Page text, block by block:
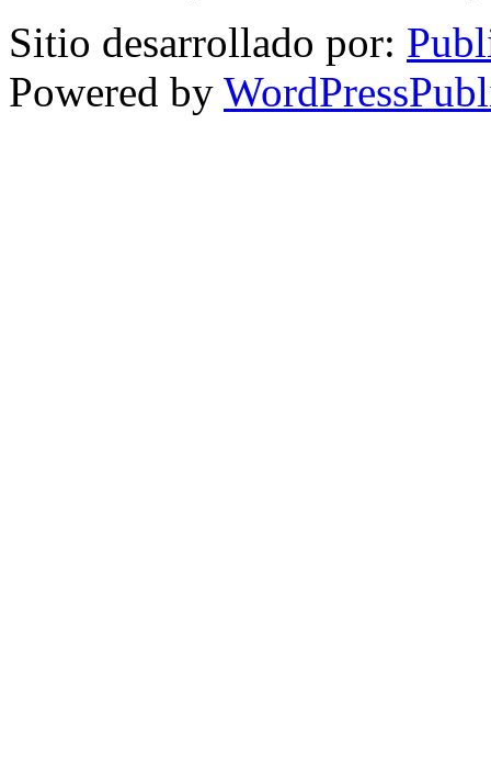
Sitio desarrollado por:
Powered by